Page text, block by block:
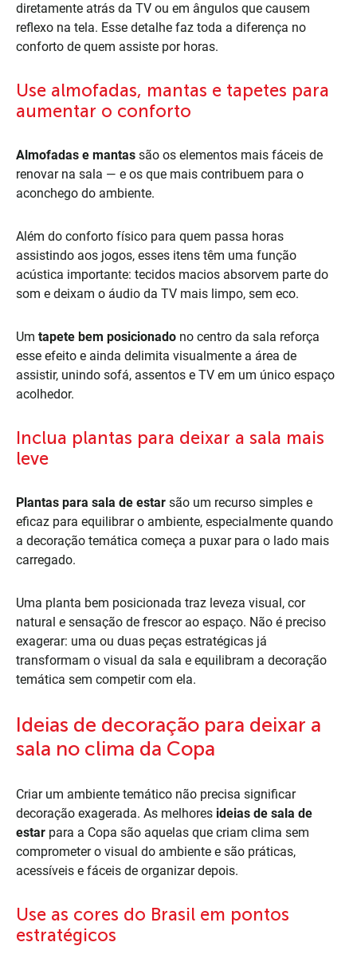
diretamente atrás da TV ou em ângulos que causem
reflexo na tela. Esse detalhe faz toda a diferença no
conforto de quem assiste por horas.
Use almofadas, mantas e tapetes para
aumentar o conforto
Almofadas e mantas são os elementos mais fáceis de
renovar na sala — e os que mais contribuem para o
aconchego do ambiente.
Além do conforto físico para quem passa horas
assistindo aos jogos, esses itens têm uma função
acústica importante: tecidos macios absorvem parte do
som e deixam o áudio da TV mais limpo, sem eco.
Um tapete bem posicionado no centro da sala reforça
esse efeito e ainda delimita visualmente a área de
assistir, unindo sofá, assentos e TV em um único espaço
acolhedor.
Inclua plantas para deixar a sala mais
leve
Plantas para sala de estar são um recurso simples e
eficaz para equilibrar o ambiente, especialmente quando
a decoração temática começa a puxar para o lado mais
carregado.
Uma planta bem posicionada traz leveza visual, cor
natural e sensação de frescor ao espaço. Não é preciso
exagerar: uma ou duas peças estratégicas já
transformam o visual da sala e equilibram a decoração
temática sem competir com ela.
Ideias de decoração para deixar a
sala no clima da Copa
Criar um ambiente temático não precisa significar
decoração exagerada. As melhores ideias de sala de
estar para a Copa são aquelas que criam clima sem
comprometer o visual do ambiente e são práticas,
acessíveis e fáceis de organizar depois.
Use as cores do Brasil em pontos
estratégicos